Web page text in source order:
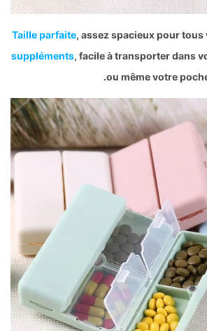
Taille parfaite, assez spacieux pour tous
suppléments, facile à transporter dans
ou même votre